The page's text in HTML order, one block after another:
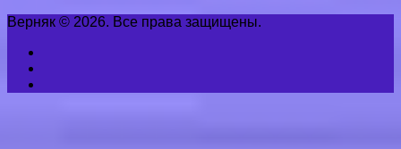
Верняк © 2026. Все права защищены.